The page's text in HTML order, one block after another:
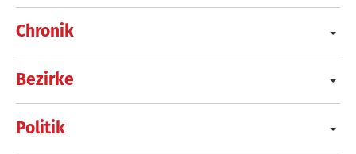
Chronik
Bezirke
Politik